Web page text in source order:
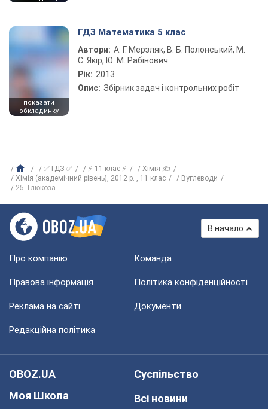
показати
обкладинку
ГДЗ Математика 5 клас
Автори: А. Г. Мерзляк, В. Б. Полонський, М.
С. Якір, Ю. М. Рабінович
Рік: 2013
Опис: Збірник задач і контрольних робіт
✅ ГДЗ ✅ ⚡ 11 клас ⚡
Хімія ✍
Хімія (академічний рівень), 2012 р. , 11 клас
Вуглеводи
25. Глюкоза
В начало
Про компанію Команда
Правова інформація Політика конфіденційності
Реклама на сайті Документи
Редакційна політика
OBOZ.UA
Моя Школа
Суспільство
Всі новини